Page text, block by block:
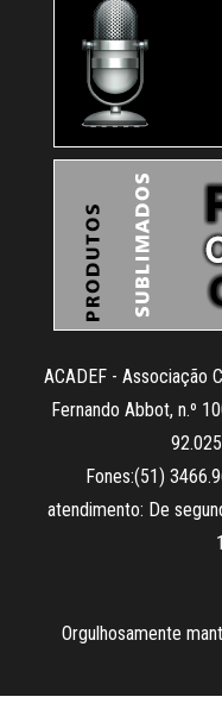
ACADEF - Associação
Fernando Abbot, n.º
Fones:(51)
atendimento: De
Orgulhosamente